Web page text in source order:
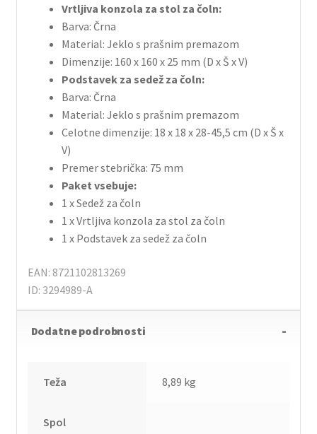
Vrtljiva konzola za stol za čoln:
Barva: Črna
Material: Jeklo s prašnim premazom
Dimenzije: 160 x 160 x 25 mm (D x Š x V)
Podstavek za sedež za čoln:
Barva: Črna
Material: Jeklo s prašnim premazom
Celotne dimenzije: 18 x 18 x 28-45,5 cm (D x Š x
V)
Premer stebrička: 75 mm
Paket vsebuje:
1 x Sedež za čoln
1 x Vrtljiva konzola za stol za čoln
1 x Podstavek za sedež za čoln
EAN: 8721102813269
ID: 3294989-A
Dodatne podrobnosti
Teža 8,89 kg
Spol